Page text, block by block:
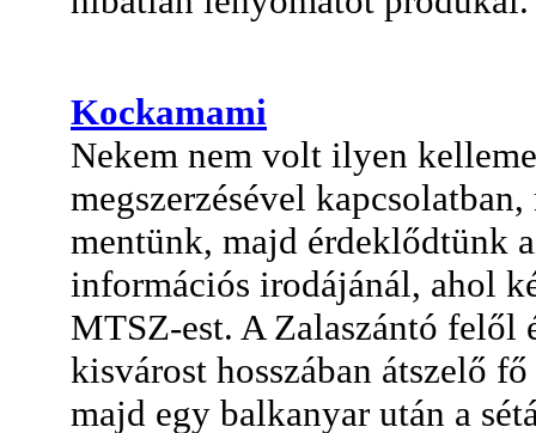
Kockamami
Nekem nem volt ilyen
megszerzésével
mentünk, majd érdeklődtünk
információs irodájánál, ahol
MTSZ-est. A Zalaszántó felől
kisvárost hosszában átszelő
majd egy balkanyar után a